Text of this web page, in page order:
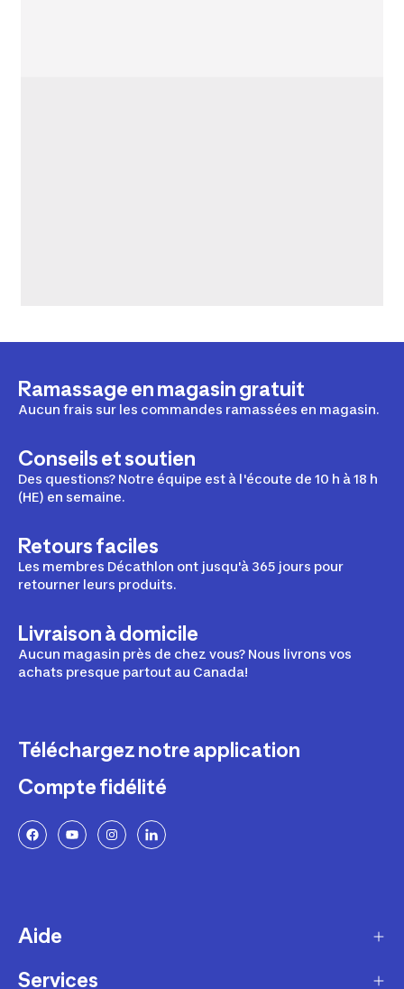
Ramassage en magasin gratuit
Aucun frais sur les commandes ramassées en magasin.
Conseils et soutien
Des questions? Notre équipe est à l'écoute de 10 h à 18 h
(HE) en semaine.
Retours faciles
Les membres Décathlon ont jusqu'à 365 jours pour
retourner leurs produits.
Livraison à domicile
Aucun magasin près de chez vous? Nous livrons vos
achats presque partout au Canada!
Téléchargez notre application
Compte fidélité
Aide
Livraison
Services